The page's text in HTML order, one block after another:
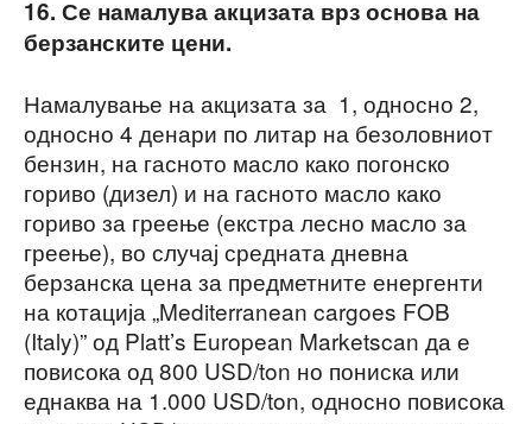
16. Се намалува акцизата врз основа на
берзанските цени.
Намалување на акцизата за 1, односно 2,
односно 4 денари по литар на безоловниот
бензин, на гасното масло како погонско
гориво (дизел) и на гасното масло како
гориво за греење (екстра лесно масло за
греење), во случај средната дневна
берзанска цена за предметните енергенти
на котација „Mediterranean cargoes FOB
(Italy)” од Platt’s European Marketscan да е
повисока од 800 USD/ton но пониска или
еднаква на 1.000 USD/ton, односно повисока